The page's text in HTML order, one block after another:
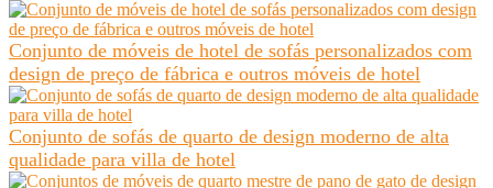
Conjunto de móveis de hotel de sofás personalizados com
design de preço de fábrica e outros móveis de hotel
Conjunto de sofás de quarto de design moderno de alta
qualidade para villa de hotel